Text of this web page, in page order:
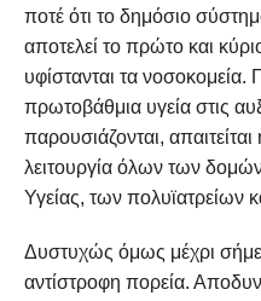
ποτέ ότι το δημόσιο
αποτελεί το πρώτο και
υφίστανται τα νοσοκομεία.
πρωτοβάθμια υγεία στις
παρουσιάζονται,
λειτουργία όλων των
Υγείας, των πολυϊατρείων
Δυστυχώς όμως μέχρι
αντίστροφη πορεία.